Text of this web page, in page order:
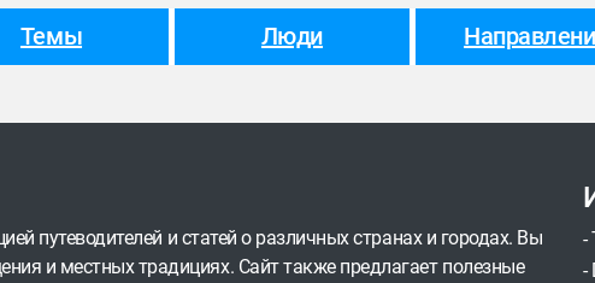
средневековья – памятники
зодчества. Это город
прогулок, холмистый, с
подробные данные о себе…
Темы Люди
путеводителей и статей о различных странах и городах. Вы
и местных традициях. Сайт также предлагает полезные
-
-